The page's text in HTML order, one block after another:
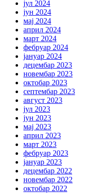
јул 2024
јун 2024
мај 2024
април 2024
март 2024
фебруар 2024
јануар 2024
децембар 2023
новембар 2023
октобар 2023
септембар 2023
август 2023
јул 2023
јун 2023
мај 2023
април 2023
март 2023
фебруар 2023
јануар 2023
децембар 2022
новембар 2022
октобар 2022